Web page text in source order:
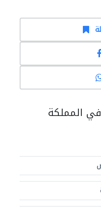
المملكة